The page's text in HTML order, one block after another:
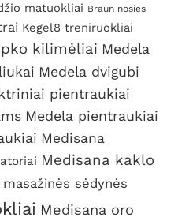
matuokliai Braun nosies
Kegel8 treniruokliai
kilimėliai Medela
Medela dvigubi
pientraukiai
Medela pientraukiai
Medisana
Medisana kaklo
masažinės sėdynės
Medisana oro